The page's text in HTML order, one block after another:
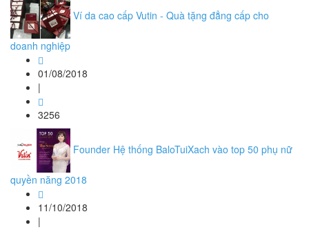
Ví da cao cấp Vutin - Quà tặng đẳng cấp cho
doanh nghiệp
01/08/2018
|
3256
Founder Hệ thống BaloTuiXach vào top 50 phụ nữ
quyền năng 2018
11/10/2018
|